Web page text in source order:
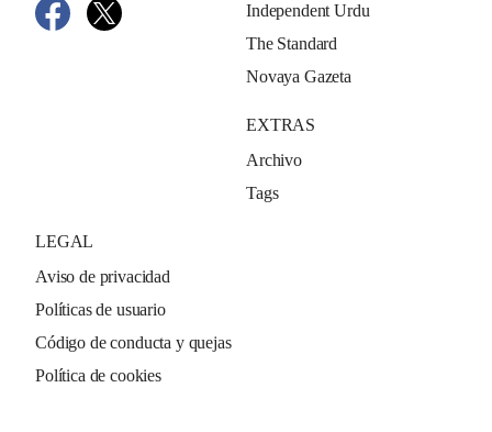
Independent Urdu
The Standard
Novaya Gazeta
EXTRAS
Archivo
Tags
LEGAL
Aviso de privacidad
Políticas de usuario
Código de conducta y quejas
Política de cookies